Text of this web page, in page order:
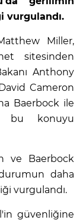
vurgulandı.
Miller,
sitesinden
Anthony
Cameron
Baerbock ile
bu konuyu
ve Baerbock
daha
vurgulandı.
güvenliğine